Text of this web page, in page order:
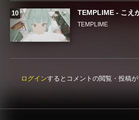
TEMPLIME - こえ
TEMPLIME
ログインするとコメントの閲覧・投稿